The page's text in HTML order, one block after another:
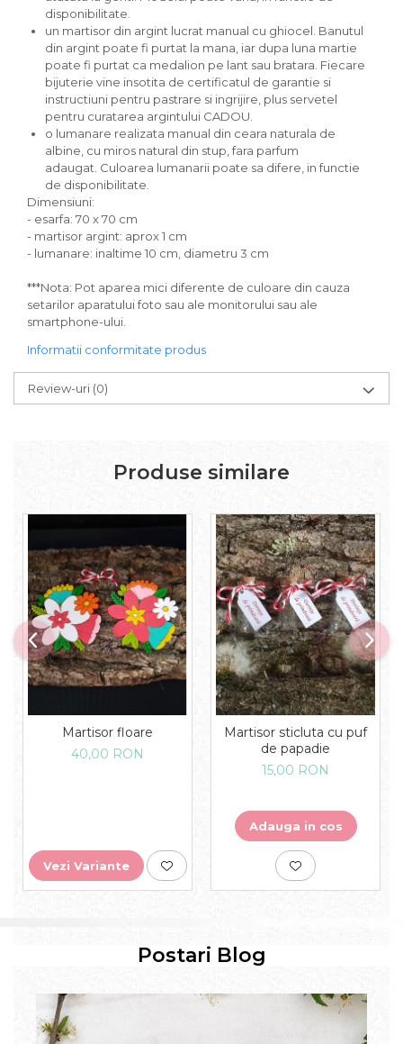
disponibilitate.
un martisor din argint lucrat manual cu ghiocel. Banutul
din argint poate fi purtat la mana, iar dupa luna martie
poate fi purtat ca medalion pe lant sau bratara. Fiecare
bijuterie vine insotita de certificatul de garantie si
instructiuni pentru pastrare si ingrijire, plus servetel
pentru curatarea argintului CADOU.
o lumanare realizata manual din ceara naturala de
albine, cu miros natural din stup, fara parfum
adaugat. Culoarea lumanarii poate sa difere, in functie
de disponibilitate.
Dimensiuni:
- esarfa: 70 x 70 cm
- martisor argint: aprox 1 cm
- lumanare: inaltime 10 cm, diametru 3 cm
***Nota: Pot aparea mici diferente de culoare din cauza
setarilor aparatului foto sau ale monitorului sau ale
smartphone-ului.
Informatii conformitate produs
Review-uri (0)
Produse similare
Martisor floare
40,00 RON
Vezi Variante
Martisor sticluta cu puf
de papadie
15,00 RON
Adauga in cos
Postari Blog